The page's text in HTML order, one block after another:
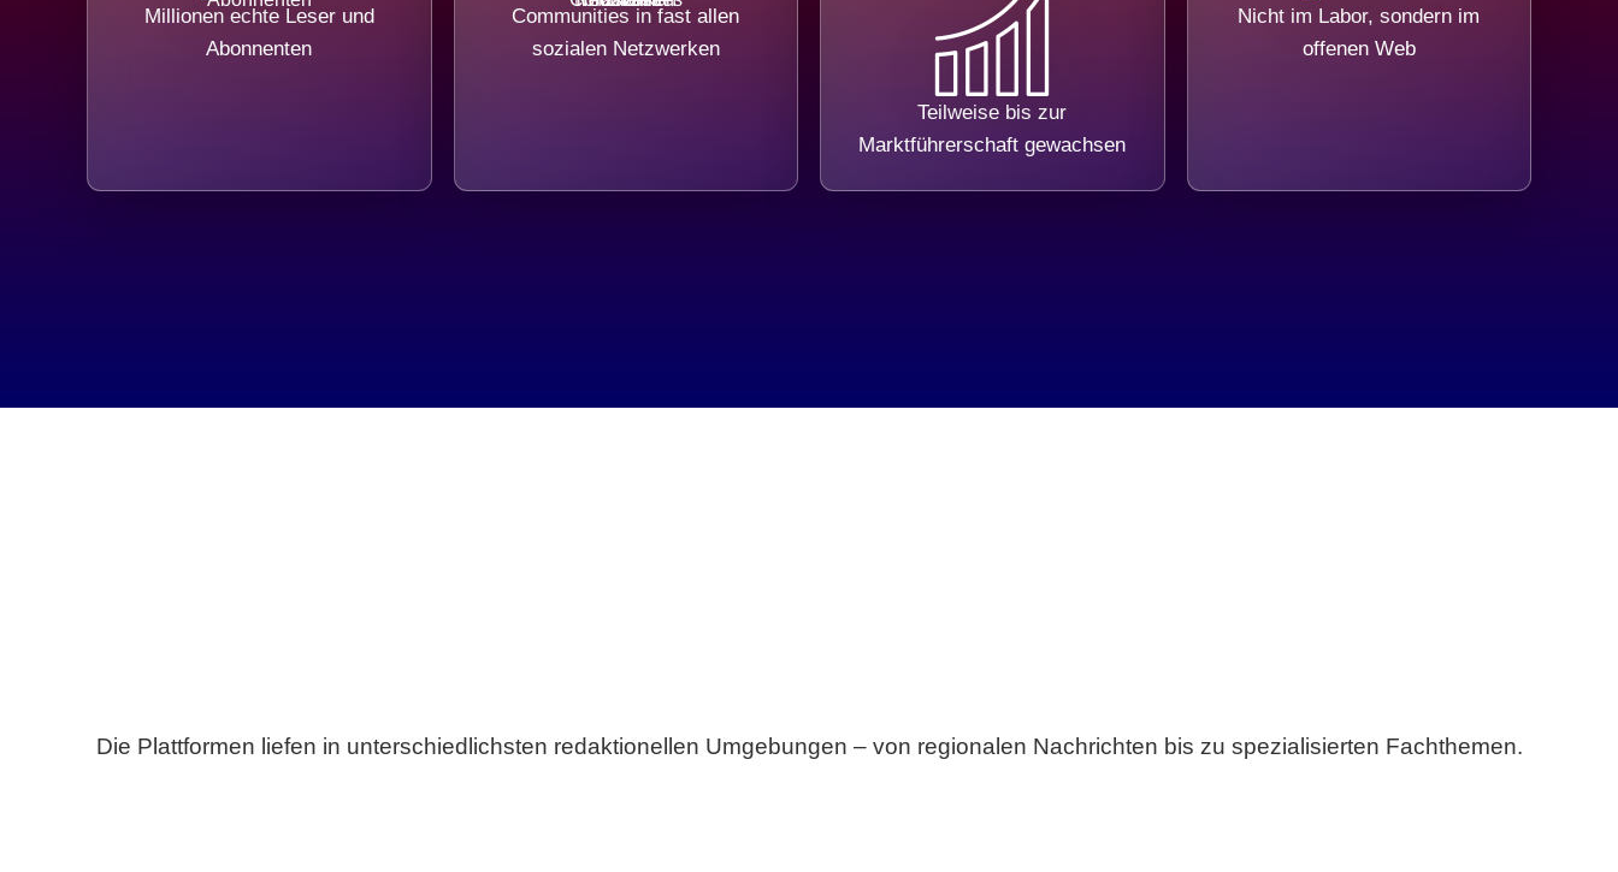
Millionen echte Leser und
Abonnenten
Communities in fast allen
sozialen Netzwerken
Teilweise bis zur
Marktführerschaft gewachsen
Nicht im Labor, sondern im
offenen Web
Die Plattformen liefen in unterschiedlichsten redaktionellen Umgebungen – von regionalen Nachrichten bis zu spezialisierten Fachthemen.